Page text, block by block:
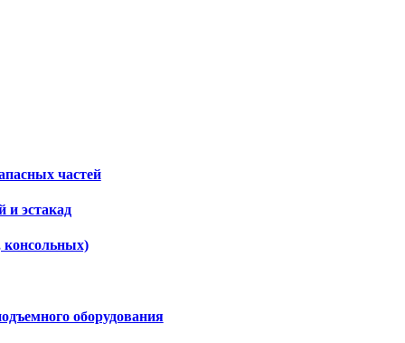
частей
и эстакад
консольных)
оборудования